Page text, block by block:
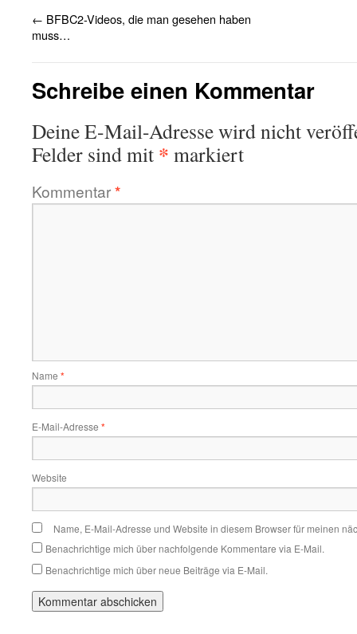
← BFBC2-Videos, die man gesehen haben
muss…
Schreibe einen Kommentar
Deine E-Mail-Adresse wird nicht
Felder sind mit * markiert
Kommentar*
Name *
E-Mail-Adresse *
Website
Name, E-Mail-Adresse und Website in diesem Browser für meinen
Benachrichtige mich über nachfolgende Kommentare via E-Mail.
Benachrichtige mich über neue Beiträge via E-Mail.